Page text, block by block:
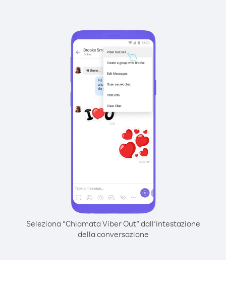
Seleziona “Chiamata Viber Out” dall’intestazione
della conversazione